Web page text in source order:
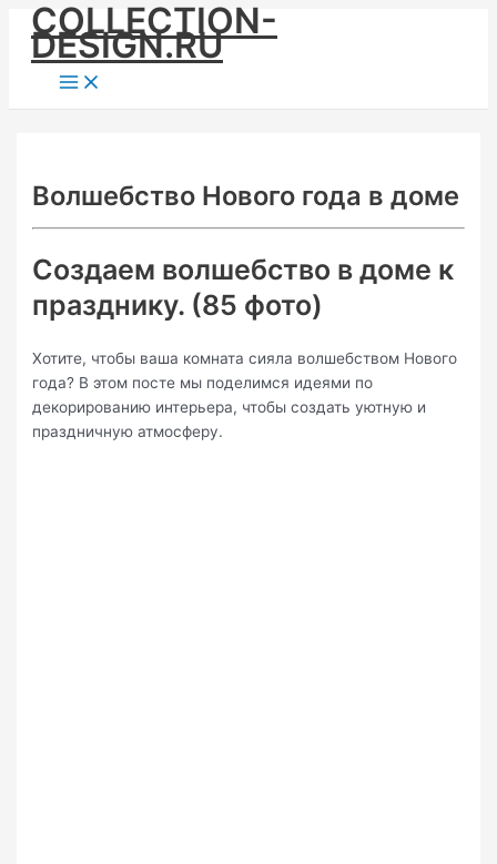
Skip
content
COLLECTION-
DESIGN.RU
Main
Menu
Волшебство Нового года в доме
Создаем волшебство в доме к
празднику. (85 фото)
Хотите, чтобы ваша комната сияла волшебством Нового
года? В этом посте мы поделимся идеями по
декорированию интерьера, чтобы создать уютную и
праздничную атмосферу.